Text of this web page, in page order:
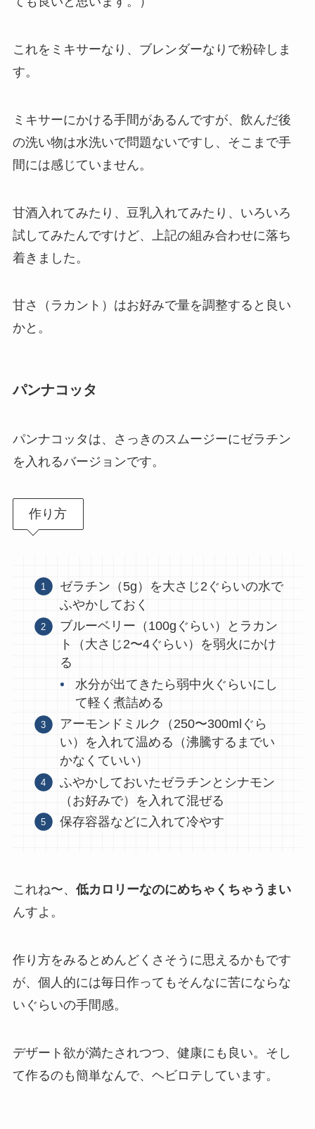
これをミキサーなり、ブレンダーなりで粉砕しま
す。
ミキサーにかける手間があるんですが、飲んだ後
の洗い物は水洗いで問題ないですし、そこまで手
間には感じていません。
甘酒入れてみたり、豆乳入れてみたり、いろいろ
試してみたんですけど、上記の組み合わせに落ち
着きました。
甘さ（ラカント）はお好みで量を調整すると良い
かと。
パンナコッタ
パンナコッタは、さっきのスムージーにゼラチン
を入れるバージョンです。
作り方
ゼラチン（5g）を大さじ2ぐらいの水で
ふやかしておく
ブルーベリー（100gぐらい）とラカン
ト（大さじ2〜4ぐらい）を弱火にかけ
る
水分が出てきたら弱中火ぐらいにし
て軽く煮詰める
アーモンドミルク（250〜300mlぐら
い）を入れて温める（沸騰するまでい
かなくていい）
ふやかしておいたゼラチンとシナモン
（お好みで）を入れて混ぜる
保存容器などに入れて冷やす
これね〜、 低カロリーなのにめちゃくちゃうまい
んすよ。
作り方をみるとめんどくさそうに思えるかもです
が、個人的には毎日作ってもそんなに苦にならな
いぐらいの手間感。
デザート欲が満たされつつ、健康にも良い。そし
て作るのも簡単なんで、ヘビロテしています。